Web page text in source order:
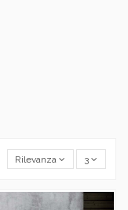
Rilevanza 3